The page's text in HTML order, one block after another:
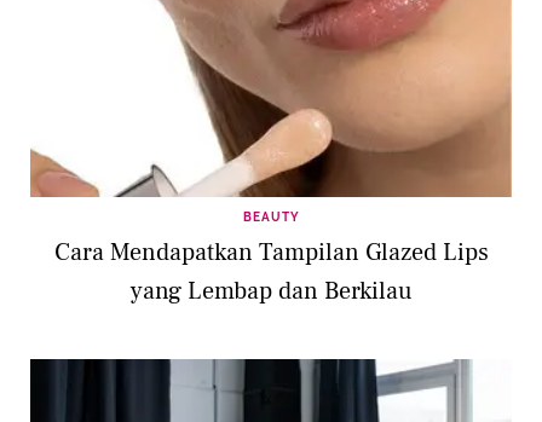
BEAUTY
Cara Mendapatkan Tampilan Glazed Lips
yang Lembap dan Berkilau